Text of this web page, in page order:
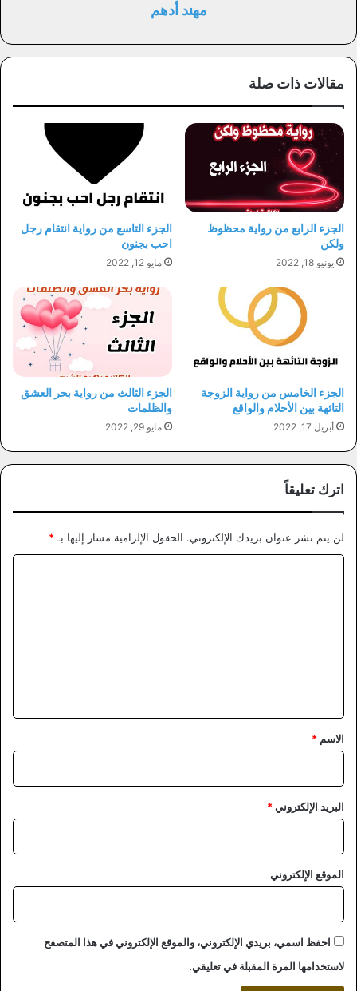
مهند أدهم
مقالات ذات صلة
الجزء الرابع من رواية محظوظ
ولكن
يونيو 18, 2022
الجزء التاسع من رواية انتقام رجل
احب بجنون
مايو 12, 2022
الجزء الخامس من رواية الزوجة
التائهة بين الأحلام والواقع
أبريل 17, 2022
الجزء الثالث من رواية بحر العشق
والظلمات
مايو 29, 2022
اترك تعليقاً
لن يتم نشر عنوان بريدك الإلكتروني. الحقول الإلزامية مشار إليها بـ *
*
الاسم *
البريد الإلكتروني*
الموقع الإلكتروني
احفظ اسمي، بريدي الإلكتروني، والموقع الإلكتروني في هذا المتصفح
لاستخدامها المرة المقبلة في تعليقي.